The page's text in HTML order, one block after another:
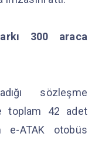
300 araca
sözleşme
toplam 42 adet
ATAK otobüs